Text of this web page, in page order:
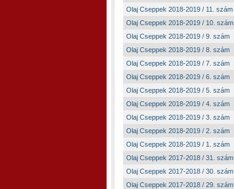
Olaj Cseppek 2018-2019 / 11. szám
Olaj Cseppek 2018-2019 / 10. szám
Olaj Cseppek 2018-2019 / 9. szám
Olaj Cseppek 2018-2019 / 8. szám
Olaj Cseppek 2018-2019 / 7. szám
Olaj Cseppek 2018-2019 / 6. szám
Olaj Cseppek 2018-2019 / 5. szám
Olaj Cseppek 2018-2019 / 4. szám
Olaj Cseppek 2018-2019 / 3. szám
Olaj Cseppek 2018-2019 / 2. szám
Olaj Cseppek 2018-2019 / 1. szám
Olaj Cseppek 2017-2018 / 31. szám
Olaj Cseppek 2017-2018 / 30. szám
Olaj Cseppek 2017-2018 / 29. szám